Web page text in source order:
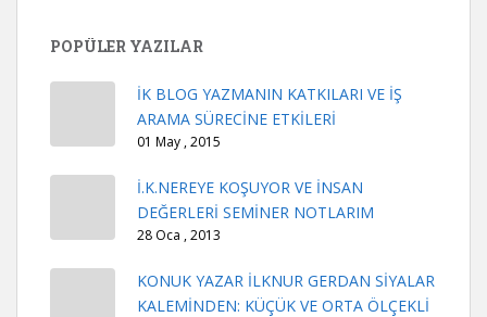
POPÜLER YAZILAR
İK BLOG YAZMANIN KATKILARI VE İŞ
ARAMA SÜRECİNE ETKİLERİ
01 May , 2015
İ.K.NEREYE KOŞUYOR VE İNSAN
DEĞERLERİ SEMİNER NOTLARIM
28 Oca , 2013
KONUK YAZAR İLKNUR GERDAN SİYALAR
KALEMİNDEN: KÜÇÜK VE ORTA ÖLÇEKLİ